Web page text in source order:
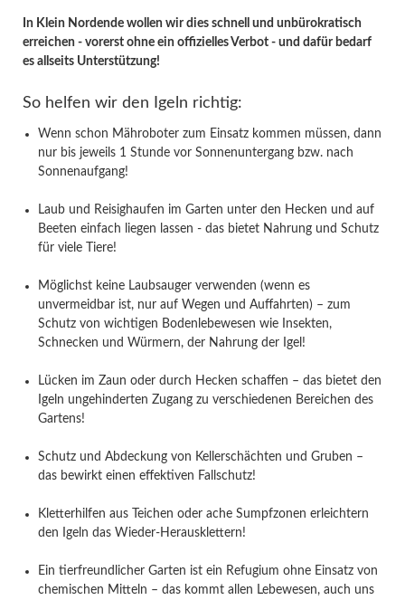
In Klein Nordende wollen wir dies schnell und unbürokratisch
erreichen - vorerst ohne ein offizielles Verbot - und dafür bedarf
es allseits Unterstützung!
So helfen wir den Igeln richtig:
Wenn schon Mähroboter zum Einsatz kommen müssen, dann
nur bis jeweils 1 Stunde vor Sonnenuntergang bzw. nach
Sonnenaufgang!
Laub und Reisighaufen im Garten unter den Hecken und auf
Beeten einfach liegen lassen - das bietet Nahrung und Schutz
für viele Tiere!
Möglichst keine Laubsauger verwenden (wenn es
unvermeidbar ist, nur auf Wegen und Auffahrten) – zum
Schutz von wichtigen Bodenlebewesen wie Insekten,
Schnecken und Würmern, der Nahrung der Igel!
Lücken im Zaun oder durch Hecken schaffen – das bietet den
Igeln ungehinderten Zugang zu verschiedenen Bereichen des
Gartens!
Schutz und Abdeckung von Kellerschächten und Gruben –
das bewirkt einen effektiven Fallschutz!
Kletterhilfen aus Teichen oder ache Sumpfzonen erleichtern
den Igeln das Wieder-Herausklettern!
Ein tierfreundlicher Garten ist ein Refugium ohne Einsatz von
chemischen Mitteln – das kommt allen Lebewesen, auch uns